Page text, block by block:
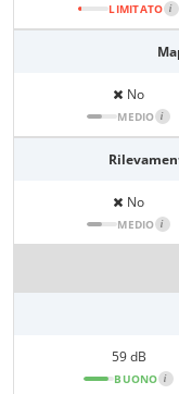
LIMITATO i
No
MEDIO i
No
MEDIO i
59 dB
BUONO i